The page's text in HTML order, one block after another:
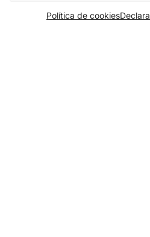
Política de cookies